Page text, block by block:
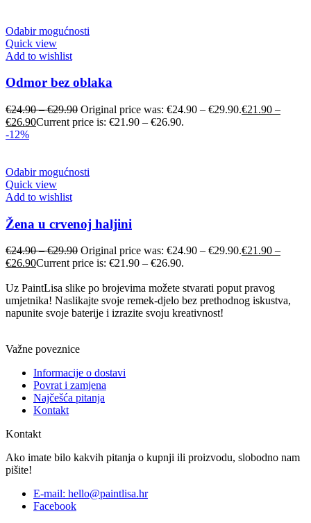
Odabir mogućnosti
Quick view
Add to wishlist
Odmor bez oblaka
€24.90–€29.90 Original price was: €24.90 – €29.90.€21.90 –
€26.90Current price is: €21.90 – €26.90.
-12%
Odabir mogućnosti
Quick view
Add to wishlist
Žena u crvenoj haljini
€24.90–€29.90 Original price was: €24.90 – €29.90.€21.90 –
€26.90Current price is: €21.90 – €26.90.
Uz PaintLisa slike po brojevima možete stvarati poput pravog
umjetnika! Naslikajte svoje remek-djelo bez prethodnog iskustva,
napunite svoje baterije i izrazite svoju kreativnost!
Važne poveznice
Informacije o dostavi
Povrat i zamjena
Najčešća pitanja
Kontakt
Kontakt
Ako imate bilo kakvih pitanja o kupnji ili proizvodu, slobodno nam
pišite!
E-mail: hello@paintlisa.hr
Facebook